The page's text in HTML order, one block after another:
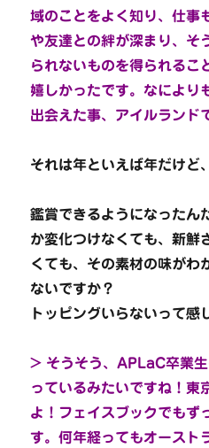
域のことをよく知り、仕事
や友達との絆が深まり、そ
られないものを得られるこ
嬉しかったです。なにより
出会えた事、アイルランド
それは年といえば年だけど
鑑賞できるようになったん
か変化つけなくても、新鮮
くても、その素材の味がわ
ないですか？
トッピングいらないって感
> そうそう、APLaC卒業
っているみたいですね！東
よ！フェイスブックでもず
す。何年経ってもオースト